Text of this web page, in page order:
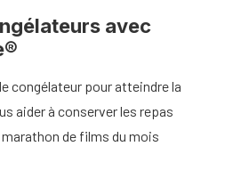
avec
congélateur pour atteindre la
aider à conserver les repas
de films du mois